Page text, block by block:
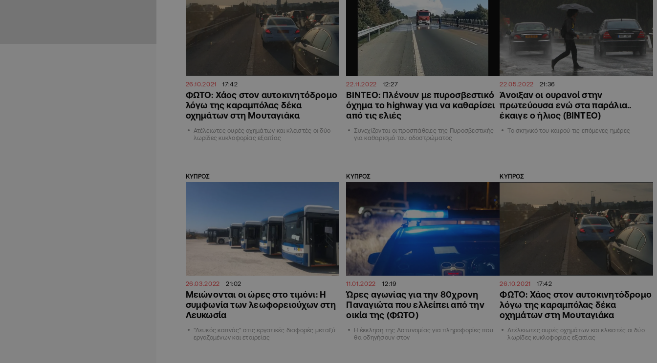
26.10.2021 17:42
ΦΩΤΟ: Χάος στον αυτοκινητόδρομο
λόγω της καραμπόλας δέκα
οχημάτων στη Μουταγιάκα
Ατέλειωτες ουρές οχημάτων και κλειστές οι δύο
λωρίδες κυκλοφορίας εξαιτίας
22.11.2022 12:27
ΒΙΝΤΕΟ: Πλένουν με πυροσβεστικό
όχημα το highway για να καθαρίσει
από τις ελιές
Συνεχίζονται οι προσπάθειες της Πυροσβεστικής
για καθαρισμό του οδοστρώματος
22.05.2022 21:36
Άνοιξαν οι ουρανοί στην
πρωτεύουσα ενώ στα παράλια..
έκαιγε ο ήλιος (ΒΙΝΤΕΟ)
Το σκηνικό του καιρού τις επόμενες ημέρες
ΚΥΠΡΟΣ
26.03.2022 21:02
Μειώνονται οι ώρες στο τιμόνι: Η
συμφωνία των λεωφορειούχων στη
Λευκωσία
"Λευκός καπνός" στις εργατικές διαφορές μεταξύ
εργαζομένων και εταιρείας
ΚΥΠΡΟΣ
11.01.2022 12:19
Ώρες αγωνίας για την 80χρονη
Παναγιώτα που ελλείπει από την
οικία της (ΦΩΤΟ)
Η έκκληση της Αστυνομίας για πληροφορίες που
θα οδηγήσουν στον
ΚΥΠΡΟΣ
26.10.2021 17:42
ΦΩΤΟ: Χάος στον αυτοκινητόδρομο
λόγω της καραμπόλας δέκα
οχημάτων στη Μουταγιάκα
Ατέλειωτες ουρές οχημάτων και κλειστές οι δύο
λωρίδες κυκλοφορίας εξαιτίας